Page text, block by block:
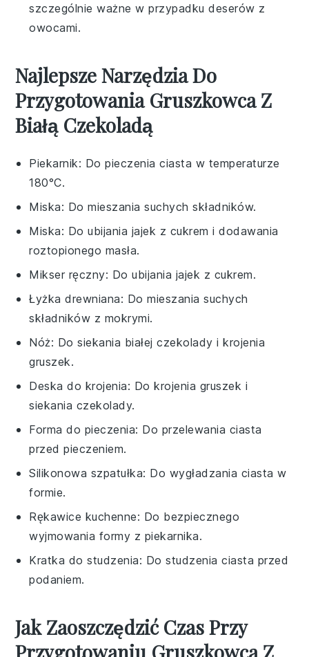
szczególnie ważne w przypadku deserów z
owocami.
Najlepsze Narzędzia Do
Przygotowania Gruszkowca Z
Białą Czekoladą
Piekarnik: Do pieczenia ciasta w temperaturze
180°C.
Miska: Do mieszania suchych składników.
Miska: Do ubijania jajek z cukrem i dodawania
roztopionego masła.
Mikser ręczny: Do ubijania jajek z cukrem.
Łyżka drewniana: Do mieszania suchych
składników z mokrymi.
Nóż: Do siekania białej czekolady i krojenia
gruszek.
Deska do krojenia: Do krojenia gruszek i
siekania czekolady.
Forma do pieczenia: Do przelewania ciasta
przed pieczeniem.
Silikonowa szpatułka: Do wygładzania ciasta w
formie.
Rękawice kuchenne: Do bezpiecznego
wyjmowania formy z piekarnika.
Kratka do studzenia: Do studzenia ciasta przed
podaniem.
Jak Zaoszczędzić Czas Przy
Przygotowaniu Gruszkowca Z